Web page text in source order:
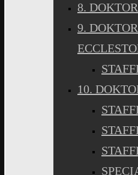
8.
9.
10.